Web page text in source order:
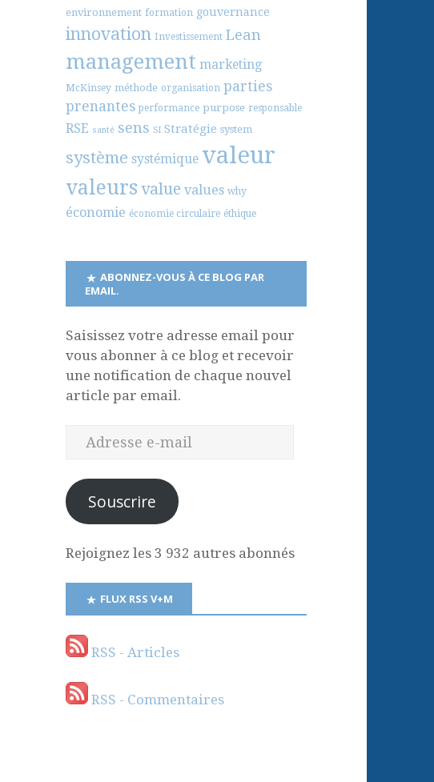
environnement formation gouvernance
innovation Investissement Lean
management marketing
McKinsey méthode organisation parties
prenantes performance purpose responsable
RSE santé sens SI Stratégie system
système systémique valeur
valeursvalue values why
économie économie circulaire éthique
ABONNEZ-VOUS À CE BLOG PAR
EMAIL.
Saisissez votre adresse email pour
vous abonner à ce blog et recevoir
une notification de chaque nouvel
article par email.
Souscrire
Rejoignez les 3 932 autres abonnés
FLUX RSS V+M
RSS - Articles
RSS - Commentaires